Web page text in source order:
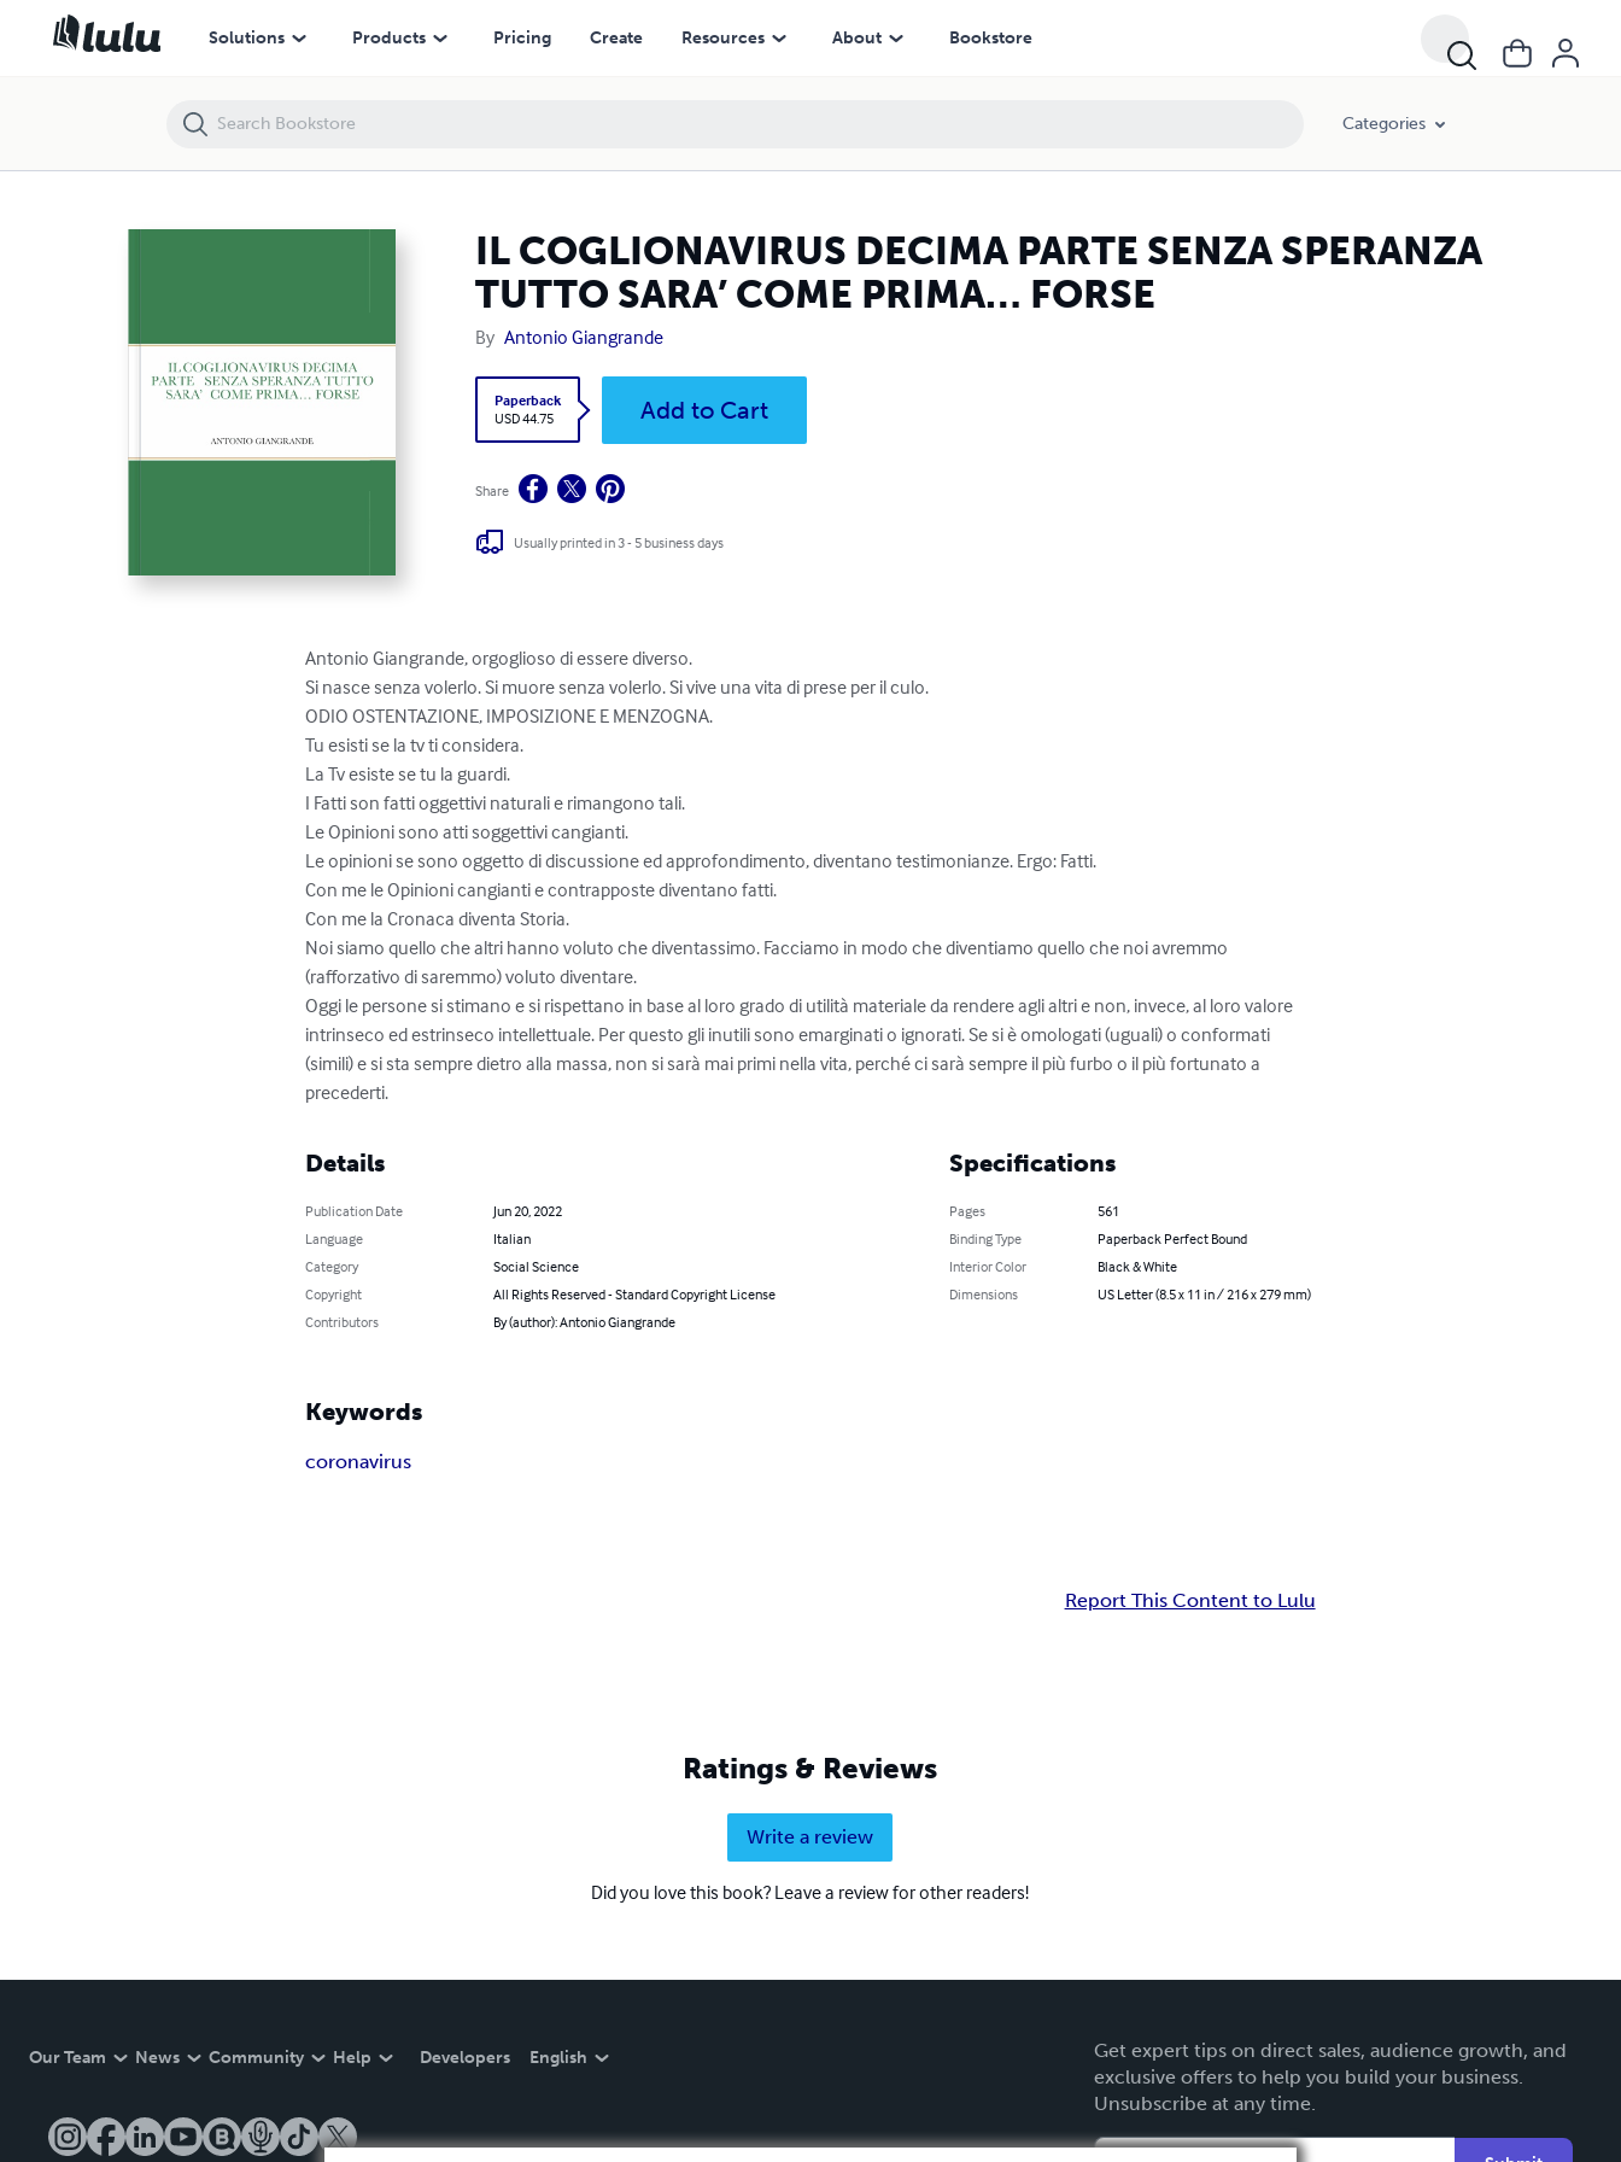
Solutions Products Pricing Create Resources About Bookstore
Categories
IL COGLIONAVIRUS DECIMA PARTE SENZA SPERANZA
TUTTO SARA’ COME PRIMA… FORSE
By Antonio Giangrande
Paperback
USD 44.75
Add to Cart
Share
Usually printed in 3 - 5 business days
Antonio Giangrande, orgoglioso di essere diverso.
Si nasce senza volerlo. Si muore senza volerlo. Si vive una vita di prese per il culo.
ODIO OSTENTAZIONE, IMPOSIZIONE E MENZOGNA.
Tu esisti se la tv ti considera.
La Tv esiste se tu la guardi.
I Fatti son fatti oggettivi naturali e rimangono tali.
Le Opinioni sono atti soggettivi cangianti.
Le opinioni se sono oggetto di discussione ed approfondimento, diventano testimonianze. Ergo: Fatti.
Con me le Opinioni cangianti e contrapposte diventano fatti.
Con me la Cronaca diventa Storia.
Noi siamo quello che altri hanno voluto che diventassimo. Facciamo in modo che diventiamo quello che noi avremmo
(rafforzativo di saremmo) voluto diventare.
Oggi le persone si stimano e si rispettano in base al loro grado di utilità materiale da rendere agli altri e non, invece, al loro valore
intrinseco ed estrinseco intellettuale. Per questo gli inutili sono emarginati o ignorati. Se si è omologati (uguali) o conformati
(simili) e si sta sempre dietro alla massa, non si sarà mai primi nella vita, perché ci sarà sempre il più furbo o il più fortunato a
precederti.
Details
Publication Date
Jun 20, 2022
Language
Italian
Category
Social Science
Copyright
All Rights Reserved - Standard Copyright License
Contributors
By (author): Antonio Giangrande
Specifications
Pages
561
Binding Type
Paperback Perfect Bound
Interior Color
Black & White
Dimensions
US Letter (8.5 x 11 in / 216 x 279 mm)
Keywords
coronavirus
Report This Content to Lulu
Ratings & Reviews
Write a review
Did you love this book? Leave a review for other readers!
Our Team News Community Help Developers English
Get expert tips on direct sales, audience growth, and
exclusive offers to help you build your business.
Unsubscribe at any time.
IL COGLIONAVIRUS DECIMA PARTE SENZA SPERANZA TUTTO SARA’ COME PRIMA… FORSE